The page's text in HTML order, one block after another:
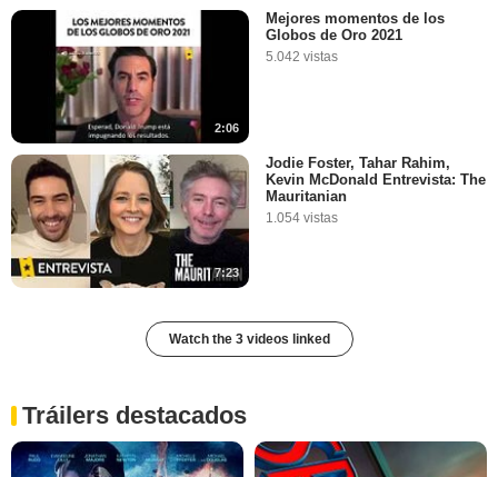
2:06
Mejores momentos de los
Globos de Oro 2021
5.042 vistas
7:23
Jodie Foster, Tahar Rahim,
Kevin McDonald Entrevista: The
Mauritanian
1.054 vistas
Watch the 3 videos linked
Tráilers destacados